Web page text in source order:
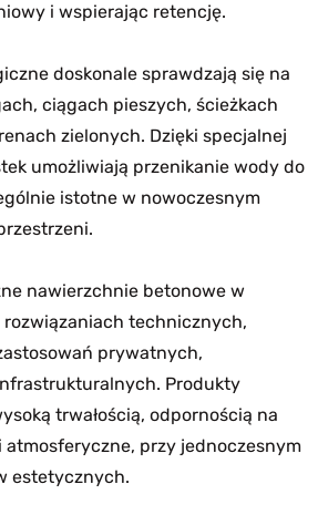
i wspierając retencję.
doskonale sprawdzają się na
ciągach pieszych, ścieżkach
zielonych. Dzięki specjalnej
umożliwiają przenikanie wody do
istotne w nowoczesnym
nawierzchnie betonowe w
technicznych,
prywatnych,
Produkty
trwałością, odpornością na
przy jednoczesnym
estetycznych.